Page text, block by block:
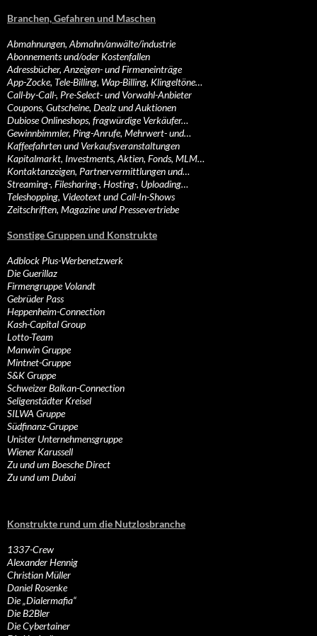
Branchen, Gefahren und Maschen
Abmahnungen, Abmahn/anwälte/industrie
Abonnements und/oder Kostenfallen
Adressbücher, Anzeigen- und Firmeneinträge
App-Zocke, Tele-Billing, Wap-Billing, Klingeltöne…
Call-by-Call-, Pre-Select- und Vorwahl-Anbieter
Coupons, Gutscheine, Dealz und Auktionen
Dubiose Onlineshops, fragwürdige Verkäufer…
Gewinnbimmler, Ping-Anrufe, Mehrwert- und…
Kaffeefahrten und Verkaufsveranstaltungen
Kapitalmarkt, Investments, Aktien, Fonds, MLM…
Kontaktanzeigen, Partnervermittlungen und…
Streaming-, Filesharing-, Hosting-, Uploading…
Teleshopping, Videotext und Call-In-Shows
Zeitschriften, Magazine und Pressevertriebe
Sonstige Gruppen und Konstrukte
Adblock Plus-Werbenetzwerk
Die Guerillaz
Firmengruppe Volandt
Gebrüder Pass
Heppenheim-Connection
Kash-Capital Group
Lotto-Team
Manwin Gruppe
Mintnet-Gruppe
S&K Gruppe
Schweizer Balkan-Connection
Seligenstädter Kreisel
SILWA Gruppe
Südfinanz-Gruppe
Unister Unternehmensgruppe
Wiener Karussell
Zu und um Boesche Direct
Zu und um Dubai
Konstrukte rund um die Nutzlosbranche
1337-Crew
Alexander Hennig
Christian Müller
Daniel Rosenke
Die „Dialermafia“
Die B2Bler
Die Cybertainer